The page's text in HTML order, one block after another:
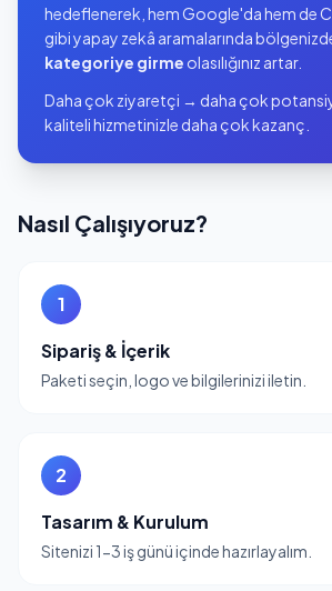
hedeflenerek, hem Google'da hem de
gibi yapay zekâ aramalarında
kategoriye girme olasılığınız artar.
Daha çok ziyaretçi → daha çok
kaliteli hizmetinizle daha çok kazanç.
Nasıl Çalışıyoruz?
1
Sipariş & İçerik
Paketi seçin, logo ve bilgilerinizi iletin.
2
Tasarım & Kurulum
Sitenizi 1-3 iş günü içinde hazırlayalım.